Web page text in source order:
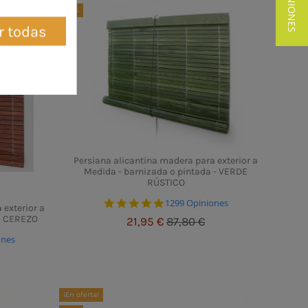
exterior a
-75%
Persiana alicantina madera para exterior a
Medida - barnizada o pintada - VERDE
RÚSTICO
4.8 star rating
1299 Opiniones
21,95 € 87,80 €
¡En oferta!
todas